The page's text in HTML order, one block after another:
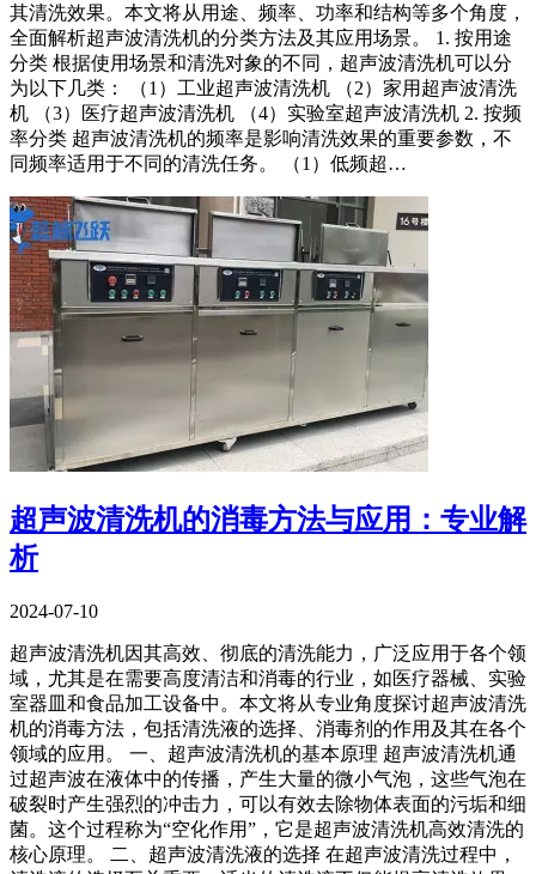
其清洗效果。本文将从用途、频率、功率和结构等多个角度，
全面解析超声波清洗机的分类方法及其应用场景。 1. 按用途
分类 根据使用场景和清洗对象的不同，超声波清洗机可以分
为以下几类： （1）工业超声波清洗机 （2）家用超声波清洗
机 （3）医疗超声波清洗机 （4）实验室超声波清洗机 2. 按频
率分类 超声波清洗机的频率是影响清洗效果的重要参数，不
同频率适用于不同的清洗任务。 （1）低频超…
超声波清洗机的消毒方法与应用：专业解
析
2024-07-10
超声波清洗机因其高效、彻底的清洗能力，广泛应用于各个领
域，尤其是在需要高度清洁和消毒的行业，如医疗器械、实验
室器皿和食品加工设备中。本文将从专业角度探讨超声波清洗
机的消毒方法，包括清洗液的选择、消毒剂的作用及其在各个
领域的应用。 一、超声波清洗机的基本原理 超声波清洗机通
过超声波在液体中的传播，产生大量的微小气泡，这些气泡在
破裂时产生强烈的冲击力，可以有效去除物体表面的污垢和细
菌。这个过程称为“空化作用”，它是超声波清洗机高效清洗的
核心原理。 二、超声波清洗液的选择 在超声波清洗过程中，